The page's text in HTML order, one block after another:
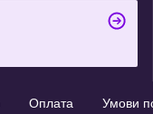
Оплата Умови